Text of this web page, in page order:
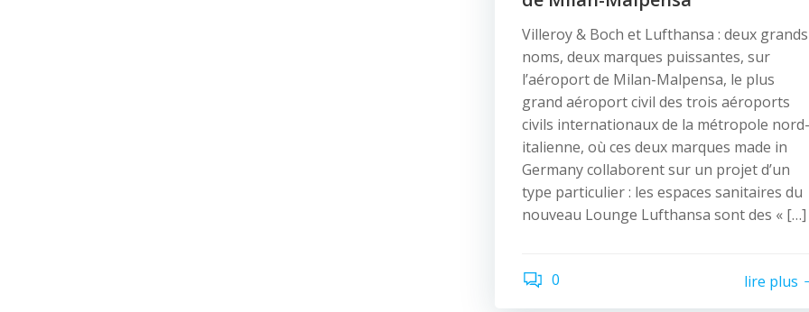
Villeroy & Boch et Lufthansa : deux grands
noms, deux marques puissantes, sur
l’aéroport de Milan-Malpensa, le plus
grand aéroport civil des trois aéroports
civils internationaux de la métropole nord-
italienne, où ces deux marques made in
Germany collaborent sur un projet d’un
type particulier : les espaces sanitaires du
nouveau Lounge Lufthansa sont des « […]
0 lire plus